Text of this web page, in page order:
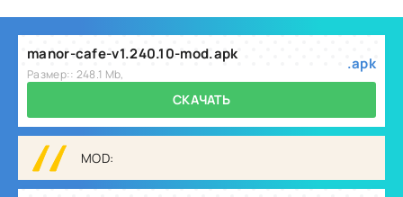
manor-cafe-v1.240.10-mod.apk
Размер:: 248.1 Mb,
.apk
СКАЧАТЬ
MOD: